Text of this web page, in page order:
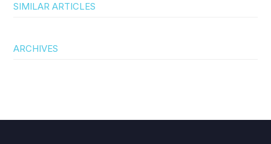
SIMILAR ARTICLES
ARCHIVES